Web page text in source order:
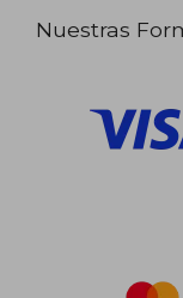
Nuestras